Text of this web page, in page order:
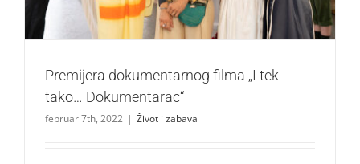
Premijera dokumentarnog filma „I tek
tako… Dokumentarac“
februar 7th, 2022 | Život i zabava